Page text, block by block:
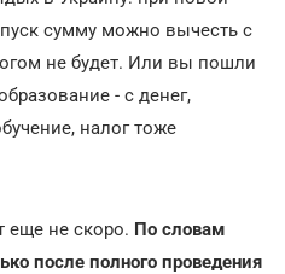
сумму можно вычесть с
не будет. Или вы пошли
- с денег,
налог тоже
еще не скоро. По словам
после полного проведения